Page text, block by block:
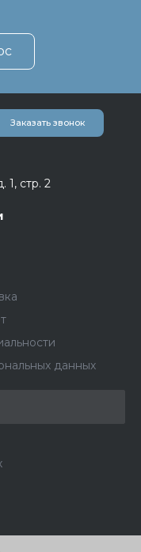
Заказать звонок
1, стр. 2
данных